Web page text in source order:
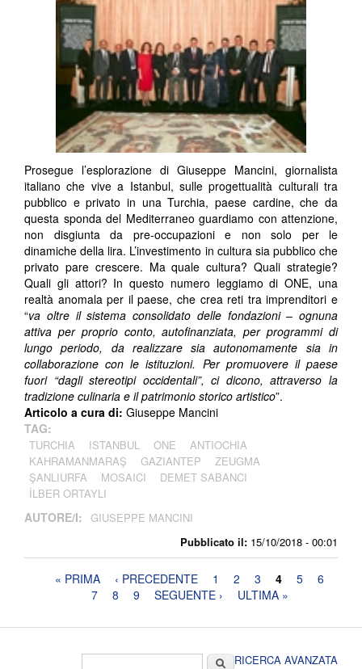
Pubblicato il: 15/10/2018 - 00:01
Prosegue l’esplorazione di Giuseppe Mancini, giornalista
italiano che vive a Istanbul, sulle progettualità culturali tra
pubblico e privato in una Turchia, paese cardine, che da
questa sponda del Mediterraneo guardiamo con attenzione,
non disgiunta da pre-occupazioni e non solo per le
dinamiche della lira. L’investimento in cultura sia pubblico che
privato pare crescere. Ma quale cultura? Quali strategie?
Quali gli attori? In questo numero leggiamo di ONE, una
realtà anomala per il paese, che crea reti tra imprenditori e
“va oltre il sistema consolidato delle fondazioni – ognuna
attiva per proprio conto, autofinanziata, per programmi di
lungo periodo, da realizzare sia autonomamente sia in
collaborazione con le istituzioni. Per promuovere il paese
fuori “dagli stereotipi occidentali”, ci dicono, attraverso la
tradizione culinaria e il patrimonio storico artistico”.
Articolo a cura di: Giuseppe Mancini
TAG:
TURCHIA ISTANBUL ONE
ANTIOCHIA
KAHRAMANMARAŞ
GAZIANTEP
ZEUGMA
ŞANLIURFA
MOSAICI
DEMET SABANCI
İLBER ORTAYLI
AUTORE/I: GIUSEPPE MANCINI
Pagine« PRIMA ‹ PRECEDENTE 1 2 3 4 5
6
7
8 9 SEGUENTE › ULTIMA »
CercaRICERCA AVANZATA